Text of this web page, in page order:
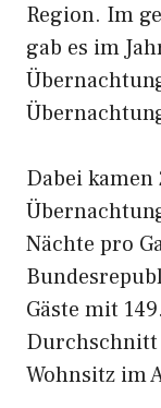
Region. Im
gab es im
Dabei kamen
Nächte pro
Gäste mit
Durchschnitt
Wohnsitz im